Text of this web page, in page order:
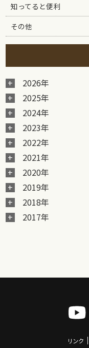
知ってると便利
その他
2026年
2025年
2024年
2023年
2022年
2021年
2020年
2019年
2018年
2017年
リンク